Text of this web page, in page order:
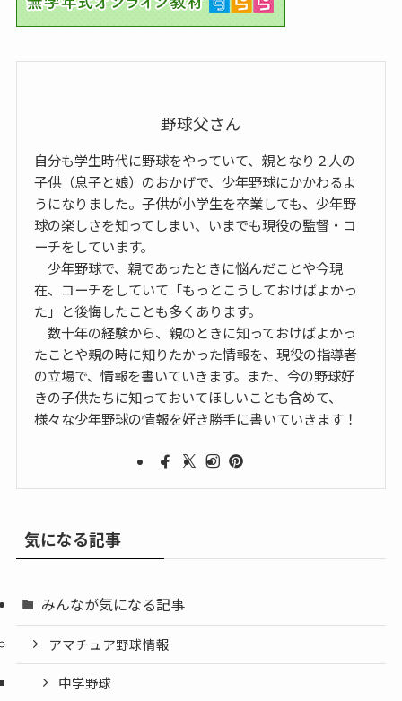
野球父さん
自分も学生時代に野球をやっていて、親となり２人の
子供（息子と娘）のおかげで、少年野球にかかわるよ
うになりました。子供が小学生を卒業しても、少年野
球の楽しさを知ってしまい、いまでも現役の監督・コ
ーチをしています。
少年野球で、親であったときに悩んだことや今現
在、コーチをしていて「もっとこうしておけばよかっ
た」と後悔したことも多くあります。
数十年の経験から、親のときに知っておけばよかっ
たことや親の時に知りたかった情報を、現役の指導者
の立場で、情報を書いていきます。また、今の野球好
きの子供たちに知っておいてほしいことも含めて、
様々な少年野球の情報を好き勝手に書いていきます！
気になる記事
みんなが気になる記事
アマチュア野球情報
中学野球